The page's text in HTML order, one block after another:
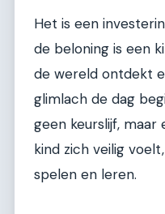
Het is een
de beloning is een
de wereld ontdekt
glimlach de dag
geen keurslijf, maar
kind zich veilig
spelen en leren.